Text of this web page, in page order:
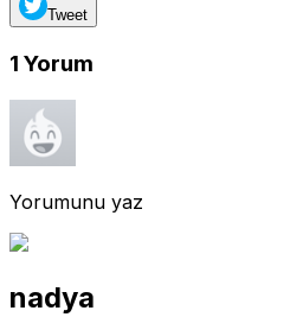
Tweet
1 Yorum
Yorumunu yaz
nadya